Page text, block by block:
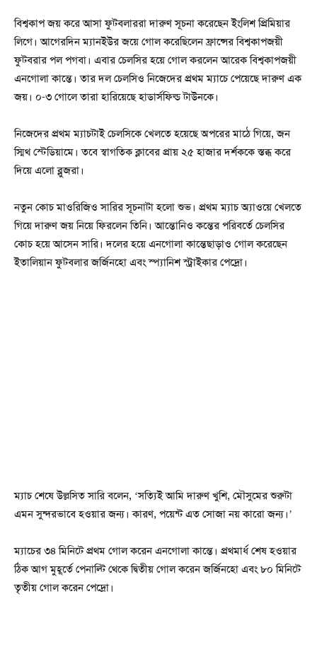
বিশ্বকাপ জয় করে আসা ফুটবলাররা দারুণ সূচনা করেছেন ইংলিশ প্রিমিয়ার
লিগে। আগেরদিন ম্যানইউর জয়ে গোল করেছিলেন ফ্রান্সের বিশ্বকাপজয়ী
ফুটবরার পল পগবা। এবার চেলসির হয়ে গোল করলেন আরেক বিশ্বকাপজয়ী
এনগোলা কান্তে। তার দল চেলসিও নিজেদের প্রথম ম্যাচে পেয়েছে দারুণ এক
জয়। ০-৩ গোলে তারা হারিয়েছে হাডার্সফিল্ড টাউনকে।
নিজেদের প্রথম ম্যাচটাই চেলসিকে খেলতে হয়েছে অপরের মাঠে গিয়ে, জন
স্মিথ স্টেডিয়ামে। তবে স্বাগতিক ক্লাবের প্রায় ২৫ হাজার দর্শককে স্তব্ধ করে
দিয়ে এলো ব্লুজরা।
নতুন কোচ মাওরিজিও সারির সূচনাটা হলো শুভ। প্রথম ম্যাচ অ্যাওয়ে খেলতে
গিয়ে দারুণ জয় নিয়ে ফিরলেন তিনি। আন্তোনিও কন্তের পরিবর্তে চেলসির
কোচ হয়ে আসেন সারি। দলের হয়ে এনগোলা কান্তেছাড়াও গোল করেছেন
ইতালিয়ান ফুটবলার জর্জিনহো এবং স্প্যানিশ স্ট্রাইকার পেদ্রো।
ম্যাচ শেষে উল্লসিত সারি বলেন, ‘সত্যিই আমি দারুণ খুশি, মৌসুমের শুরুটা
এমন সুন্দরভাবে হওয়ার জন্য। কারণ, পয়েন্ট এত সোজা নয় কারো জন্য।’
ম্যাচের ৩৪ মিনিটে প্রথম গোল করেন এনগোলা কান্তে। প্রথমার্ধ শেষ হওয়ার
ঠিক আগ মুহূর্তে পেনাল্টি থেকে দ্বিতীয় গোল করেন জর্জিনহো এবং ৮০ মিনিটে
তৃতীয় গোল করেন পেদ্রো।